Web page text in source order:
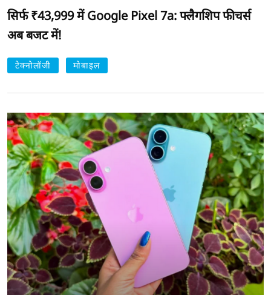
सिर्फ ₹43,999 में Google Pixel 7a: फ्लैगशिप फीचर्स
अब बजट में!
टेक्नोलॉजी मोबाइल